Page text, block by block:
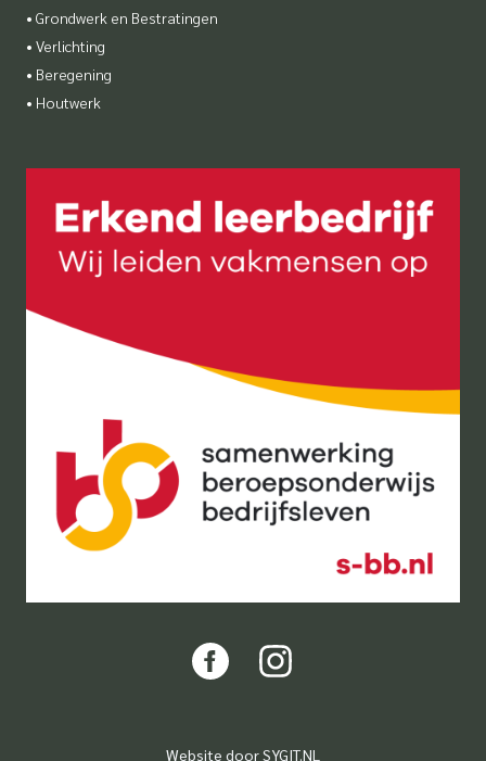
• Grondwerk en Bestratingen
• Verlichting
• Beregening
• Houtwerk
Website doorSYGIT.NL